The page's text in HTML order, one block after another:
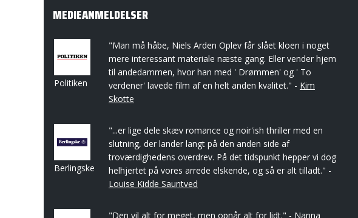
MEDIEANMELDELSER
Politiken
"Man må håbe, Niels Arden Oplev får slået kloen i noget
mere interessant materiale næste gang. Eller vender hjem
til andedammen, hvor han med ' Drømmen' og ' To
verdener' lavede film af en helt anden kvalitet." - Kim
Skotte
Berlingske
"...er lige dele skæv romance og noir'ish thriller med en
slutning, der lander langt på den anden side af
troværdighedens overdrev. På det tidspunkt hepper vi dog
helhjertet på vores arrede elskende, og så er alt tilladt." -
Louise Kidde Sauntved
"Den vil alt for meget, men opnår alt for lidt." - Nanna